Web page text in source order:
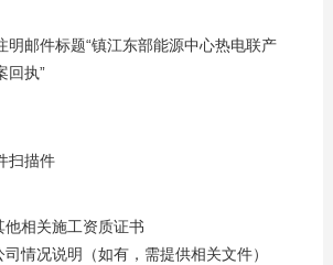
明邮件标题“镇江东部能源中心热电联产
回执”
扫描件
相关施工资质证书
情况说明（如有，需提供相关文件）